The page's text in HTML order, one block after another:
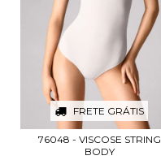
FRETE GRÁTIS
76048 - VISCOSE STRING
BODY